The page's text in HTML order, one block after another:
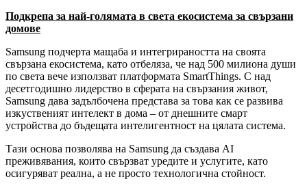
Подкрепа за най-голямата в света екосистема за свързани
домове
Samsung подчерта мащаба и интегрираността на своята
свързана екосистема, като отбеляза, че над 500 милиона души
по света вече използват платформата SmartThings. С над
десетгодишно лидерство в сферата на свързания живот,
Samsung дава задълбочена представа за това как се развива
изкуственият интелект в дома – от днешните смарт
устройства до бъдещата интелигентност на цялата система.
Тази основа позволява на Samsung да създава AI
преживявания, които свързват уредите и услугите, като
осигуряват реална, а не просто технологична стойност.